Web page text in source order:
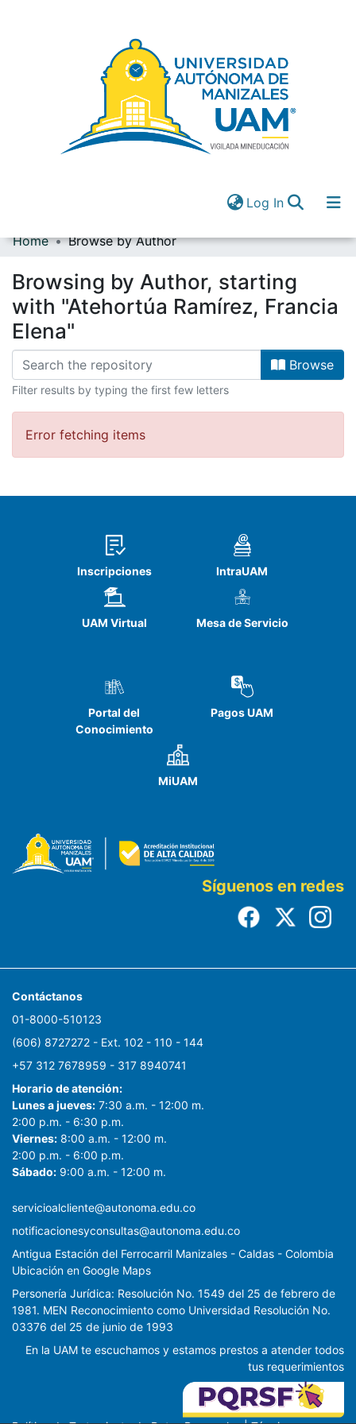
Log In(current)
Communities & Collections
Log In(current)
Home Browse by Author
Browsing by Author, starting
with "Atehortúa Ramírez, Francia
Elena"
Browse
Filter results by typing the first few letters
Error fetching items
Inscripciones IntraUAM
UAM Virtual Mesa de Servicio
Portal del
Conocimiento
Pagos UAM
MiUAM
Síguenos en redes
Contáctanos
01-8000-510123
(606) 8727272 - Ext. 102 - 110 - 144
+57 312 7678959 - 317 8940741
Horario de atención:
Lunes a jueves: 7:30 a.m. - 12:00 m.
2:00 p.m. - 6:30 p.m.
Viernes: 8:00 a.m. - 12:00 m.
2:00 p.m. - 6:00 p.m.
Sábado: 9:00 a.m. - 12:00 m.
servicioalcliente@autonoma.edu.co
notificacionesyconsultas@autonoma.edu.co
Antigua Estación del Ferrocarril Manizales - Caldas - Colombia
Ubicación en Google Maps
Personería Jurídica: Resolución No. 1549 del 25 de febrero de
1981. MEN Reconocimiento como Universidad Resolución No.
03376 del 25 de junio de 1993
En la UAM te escuchamos y estamos prestos a atender todos
tus requerimientos